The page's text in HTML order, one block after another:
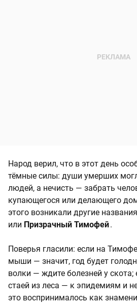
Народ верил, что в этот день
тёмные силы: души умерших
людей, а нечисть — забрать
купающегося или делающего
этого возникали другие
или Призрачный Тимофей.
Поверья гласили: если на
мыши — значит, год будет
волки — ждите болезней у скота;
стаей из леса — к эпидемиям и
это воспринималось как